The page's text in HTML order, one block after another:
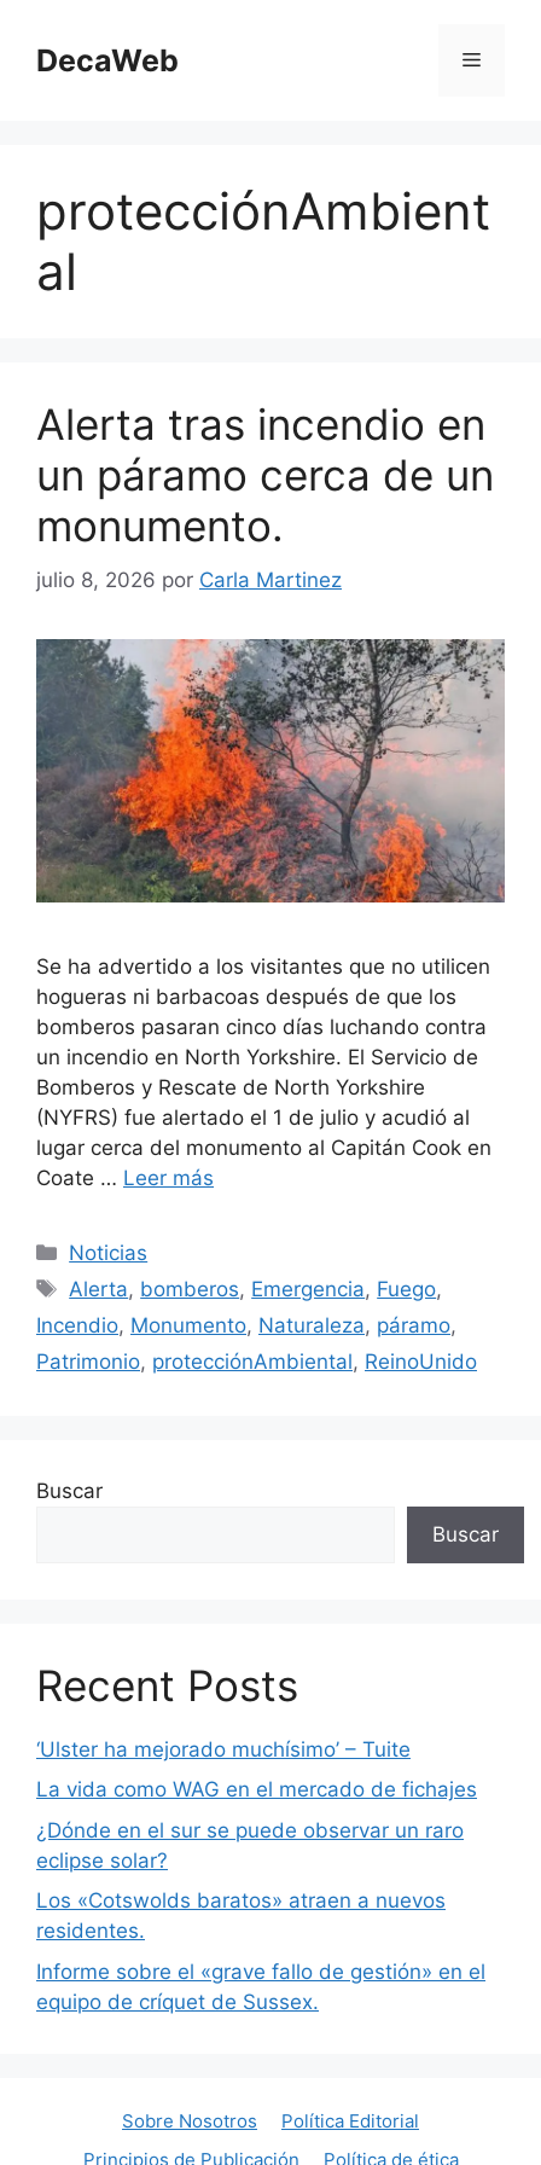
contenido
DecaWeb Menú
protecciónAmbient
al
Alerta tras incendio en
un páramo cerca de un
monumento.
julio 8, 2026 por Carla Martinez
Se ha advertido a los visitantes que no utilicen
hogueras ni barbacoas después de que los
bomberos pasaran cinco días luchando contra
un incendio en North Yorkshire. El Servicio de
Bomberos y Rescate de North Yorkshire
(NYFRS) fue alertado el 1 de julio y acudió al
lugar cerca del monumento al Capitán Cook en
Coate … Leer más
Categorías
Noticias
Etiquetas
Alerta, bomberos, Emergencia, Fuego,
Incendio, Monumento, Naturaleza, páramo,
Patrimonio, protecciónAmbiental, ReinoUnido
Buscar
Buscar
Recent Posts
‘Ulster ha mejorado muchísimo’ – Tuite
La vida como WAG en el mercado de fichajes
¿Dónde en el sur se puede observar un raro
eclipse solar?
Los «Cotswolds baratos» atraen a nuevos
residentes.
Informe sobre el «grave fallo de gestión» en el
equipo de críquet de Sussex.
Sobre Nosotros
Política Editorial
Principios de Publicación
Política de ética